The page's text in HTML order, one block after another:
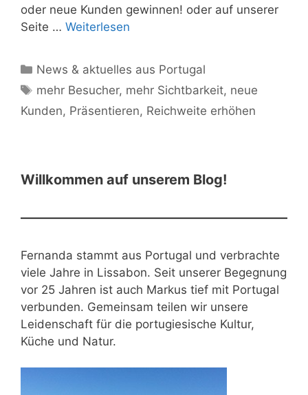
oder neue Kunden gewinnen! oder auf unserer
Seite … Weiterlesen
Kategorien
News & aktuelles aus Portugal
Schlagwörter
mehr Besucher, mehr Sichtbarkeit, neue
Kunden, Präsentieren, Reichweite erhöhen
Willkommen auf unserem Blog!
Fernanda stammt aus Portugal und verbrachte
viele Jahre in Lissabon. Seit unserer Begegnung
vor 25 Jahren ist auch Markus tief mit Portugal
verbunden. Gemeinsam teilen wir unsere
Leidenschaft für die portugiesische Kultur,
Küche und Natur.